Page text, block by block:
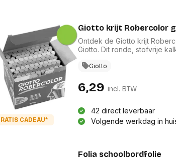
CADEAU*
Giotto krijt Robercolor
Ontdek de Giotto krijt
Giotto. Dit ronde, stofvrije
langdurig plezier. Perfect
Giotto
6,29 incl. BTW
42 direct leverbaar
Volgende werkdag in
Folia schoolbordfolie